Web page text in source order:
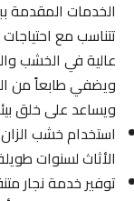
الخدمات المقدمة
تتناسب مع احتياجات
عالية في الخشب
ويضفي طابعاً من
ويساعد على خلق
استخدام خشب الزان
الأثاث لسنوات
توفير خدمة نجار